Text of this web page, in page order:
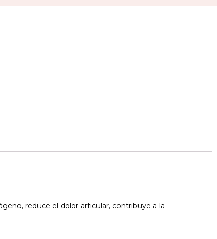
reduce el dolor articular, contribuye a la